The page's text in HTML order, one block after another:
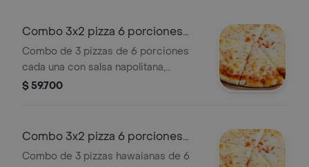
Combo 3x2 pizza 6 porciones
jamón queso
Combo de 3 pizzas de 6 porciones
cada una con salsa napolitana,
mozzarella y jamón.
$ 59.700
Combo 3x2 pizza 6 porciones
hawaiana
Combo de 3 pizzas hawaianas de 6